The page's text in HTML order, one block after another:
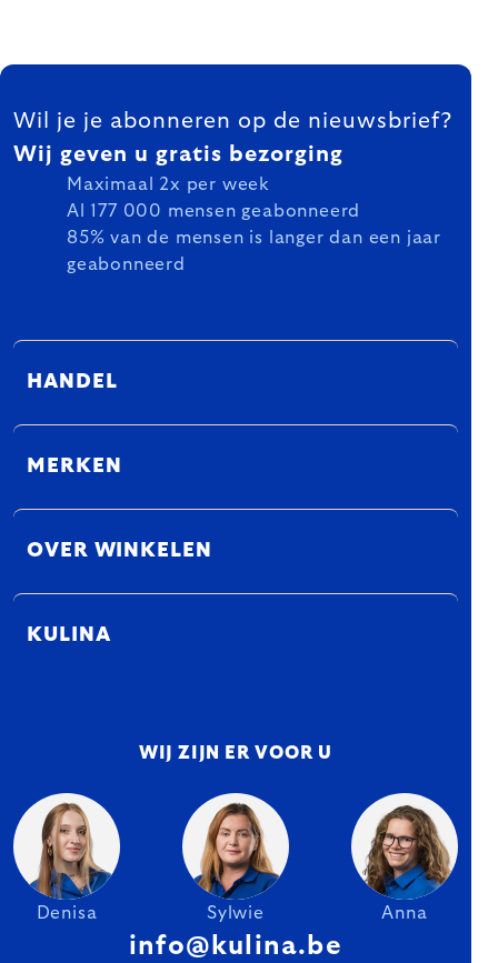
FOOTER
Wil je je abonneren op de nieuwsbrief?
Wij geven u gratis bezorging
Maximaal 2x per week
Al 177 000 mensen geabonneerd
85% van de mensen is langer dan een jaar
geabonneerd
HANDEL
MERKEN
OVER WINKELEN
KULINA
WIJ ZIJN ER VOOR U
Denisa Sylwie Anna
info@kulina.be